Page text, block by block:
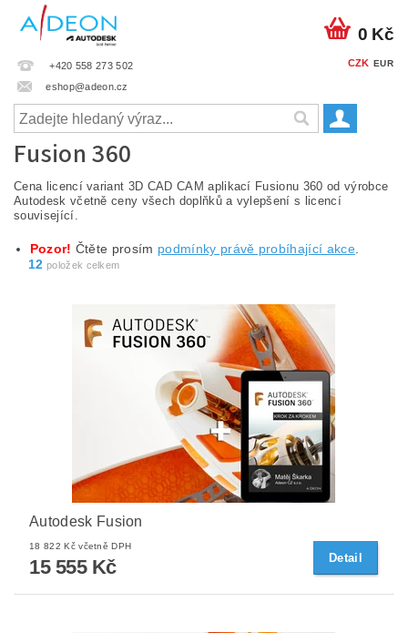
+420 558 273 502
eshop@adeon.cz
CZK EUR
0 Kč
Fusion 360
Cena licencí variant 3D CAD CAM aplikací Fusionu 360 od výrobce
Autodesk včetně ceny všech doplňků a vylepšení s licencí
související.
Pozor! Čtěte prosím podmínky právě probíhající akce.
12 položek celkem
Autodesk Fusion
18 822 Kč včetně DPH
15 555 Kč Detail